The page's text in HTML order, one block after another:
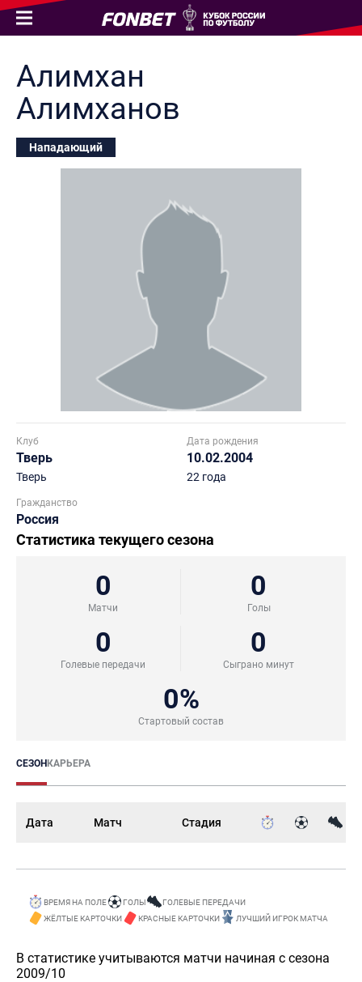
Алимхан
Алимханов
Нападающий
Клуб
Тверь
Тверь
Дата рождения
10.02.2004
22 года
Гражданство
Россия
Статистика текущего сезона
0
Матчи
0
Голы
0
Голевые передачи
0
Сыграно минут
0%
Стартовый состав
СЕЗОНКАРЬЕРА
Дата Матч Стадия
ВРЕМЯ НА ПОЛЕ ГОЛЫ
ГОЛЕВЫЕ ПЕРЕДАЧИ
ЖЁЛТЫЕ КАРТОЧКИ
КРАСНЫЕ КАРТОЧКИ ЛУЧШИЙ ИГРОК МАТЧА
В статистике учитываются матчи начиная с сезона
2009/10